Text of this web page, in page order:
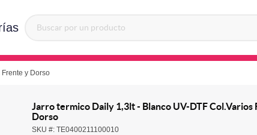
y Dorso
Jarro termico Daily 1,3lt - Blanco UV-DTF Col.Varios
Dorso
SKU #: TE0400211100010